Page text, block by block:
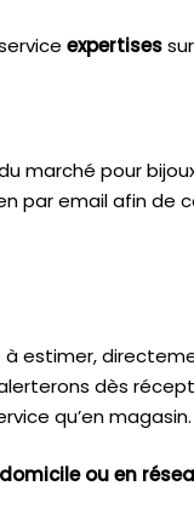
expertisessur
marché pour
par email afin de
estimer,
dès
qu’en magasin.
ou en